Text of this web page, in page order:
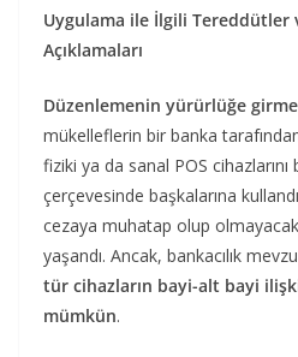
Uygulama ile İlgili Tereddütler
Açıklamaları
Düzenlemenin yürürlüğe
mükelleflerin bir banka
fiziki ya da sanal POS
çerçevesinde başkalarına
cezaya muhatap olup
yaşandı. Ancak, bankacılık
tür cihazların bayi-alt bayi
mümkün.